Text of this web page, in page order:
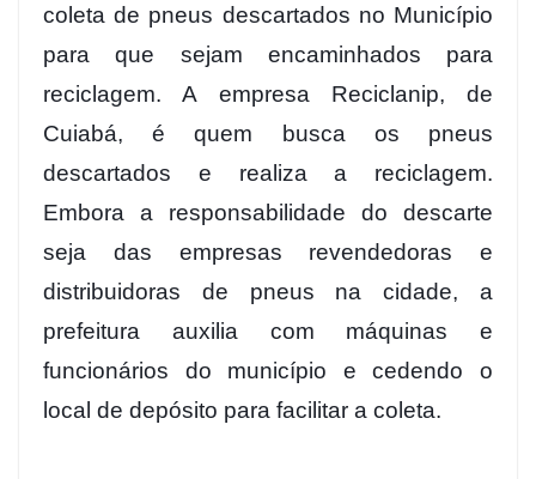
coleta de pneus descartados no Município
para que sejam encaminhados para
reciclagem. A empresa Reciclanip, de
Cuiabá, é quem busca os pneus
descartados e realiza a reciclagem.
Embora a responsabilidade do descarte
seja das empresas revendedoras e
distribuidoras de pneus na cidade, a
prefeitura auxilia com máquinas e
funcionários do município e cedendo o
local de depósito para facilitar a coleta.